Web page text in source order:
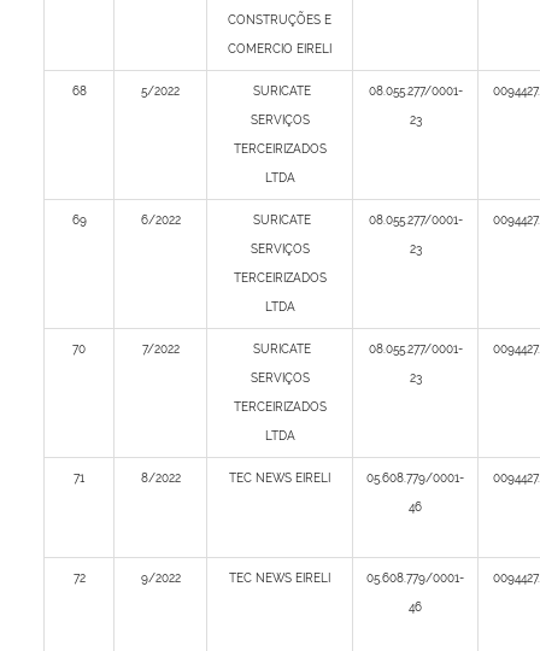
CONSTRUÇÕES E
COMERCIO EIRELI
68 5/2022 SURICATE
SERVIÇOS
TERCEIRIZADOS
LTDA
08.055.277/0001-
23
69 6/2022 SURICATE
SERVIÇOS
TERCEIRIZADOS
LTDA
08.055.277/0001-
23
70 7/2022 SURICATE
SERVIÇOS
TERCEIRIZADOS
LTDA
08.055.277/0001-
23
71 8/2022 TEC NEWS EIRELI 05.608.779/0001-
46
72 9/2022 TEC NEWS EIRELI 05.608.779/0001-
46